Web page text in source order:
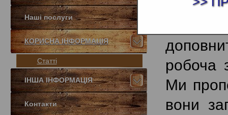
Наші послуги
КОРИСНА ІНФОРМАЦІЯ
Статті
ІНША ІНФОРМАЦІЯ
Контакти
робоча
Ми
вони